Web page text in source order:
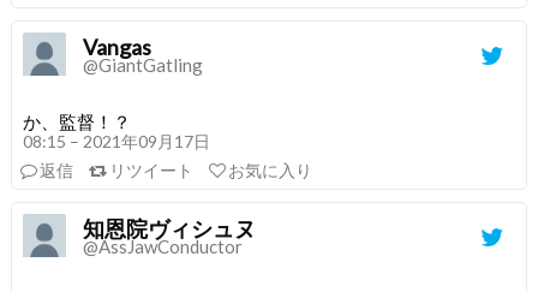
Vangas
@GiantGatling
か、監督！？
08:15 – 2021年09月17日
返信
リツイート お気に入り
知恩院ヴィシュヌ
@AssJawConductor